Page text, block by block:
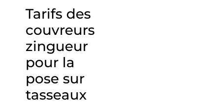
Tarifs des
couvreurs
zingueur
pour la
pose sur
tasseaux